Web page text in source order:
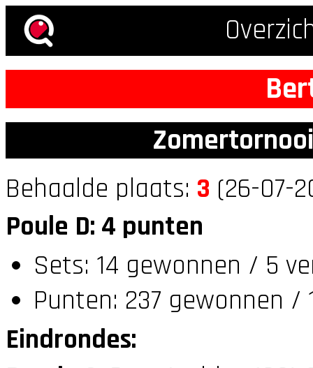
Behaalde plaats: 3 (26-07-
Poule D: 4 punten
Sets: 14 gewonnen / 5
Punten: 237 gewonnen /
Eindrondes: